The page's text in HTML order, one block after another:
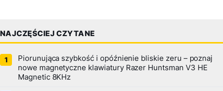
NAJCZĘŚCIEJ CZYTANE
Piorunująca szybkość i opóźnienie bliskie zeru – poznaj
nowe magnetyczne klawiatury Razer Huntsman V3 HE
Magnetic 8KHz